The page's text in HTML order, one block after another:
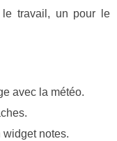
travail, un pour le
avec la météo.
widget notes.